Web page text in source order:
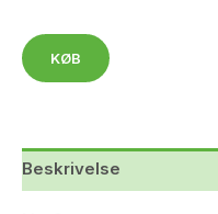
KØB
Beskrivelse